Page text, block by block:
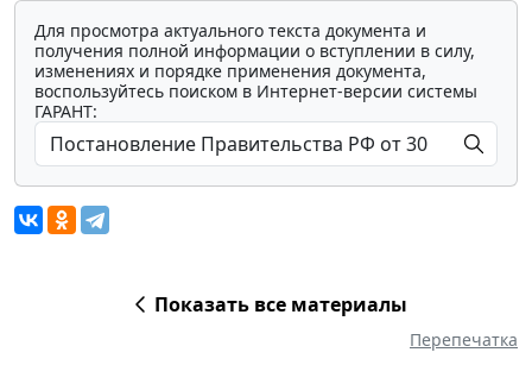
Для просмотра актуального текста документа и
получения полной информации о вступлении в силу,
изменениях и порядке применения документа,
воспользуйтесь поиском в Интернет-версии системы
ГАРАНТ:
Показать все материалы
Перепечатка